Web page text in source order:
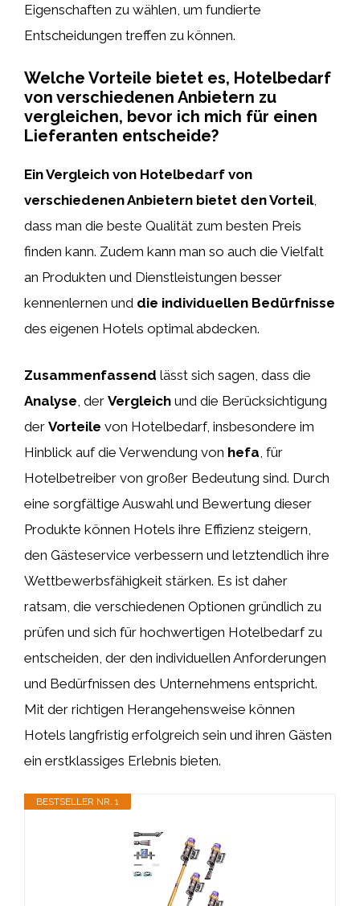
Eigenschaften zu wählen, um fundierte
Entscheidungen treffen zu können.
Welche Vorteile bietet es, Hotelbedarf
von verschiedenen Anbietern zu
vergleichen, bevor ich mich für einen
Lieferanten entscheide?
Ein Vergleich von Hotelbedarf von
verschiedenen Anbietern bietet den Vorteil,
dass man die beste Qualität zum besten Preis
finden kann. Zudem kann man so auch die Vielfalt
an Produkten und Dienstleistungen besser
kennenlernen und die individuellen Bedürfnisse
des eigenen Hotels optimal abdecken.
Zusammenfassend lässt sich sagen, dass die
Analyse , der Vergleich und die Berücksichtigung
der Vorteile von Hotelbedarf, insbesondere im
Hinblick auf die Verwendung von hefa , für
Hotelbetreiber von großer Bedeutung sind. Durch
eine sorgfältige Auswahl und Bewertung dieser
Produkte können Hotels ihre Effizienz steigern,
den Gästeservice verbessern und letztendlich ihre
Wettbewerbsfähigkeit stärken. Es ist daher
ratsam, die verschiedenen Optionen gründlich zu
prüfen und sich für hochwertigen Hotelbedarf zu
entscheiden, der den individuellen Anforderungen
und Bedürfnissen des Unternehmens entspricht.
Mit der richtigen Herangehensweise können
Hotels langfristig erfolgreich sein und ihren Gästen
ein erstklassiges Erlebnis bieten.
BESTSELLER NR. 1